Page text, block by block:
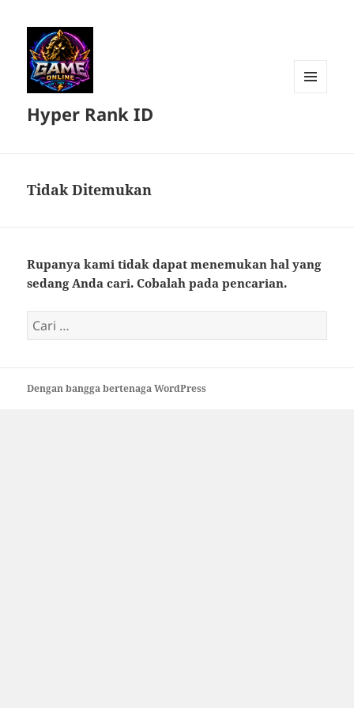
Hyper Rank ID
Tidak Ditemukan
Rupanya kami tidak dapat menemukan hal yang
sedang Anda cari. Cobalah pada pencarian.
Cari
untuk:
Dengan bangga bertenaga WordPress